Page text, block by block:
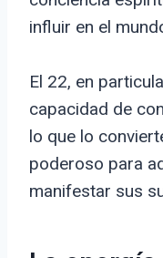
influir en el
El 22, en
capacidad de
lo que lo
poderoso para
manifestar sus